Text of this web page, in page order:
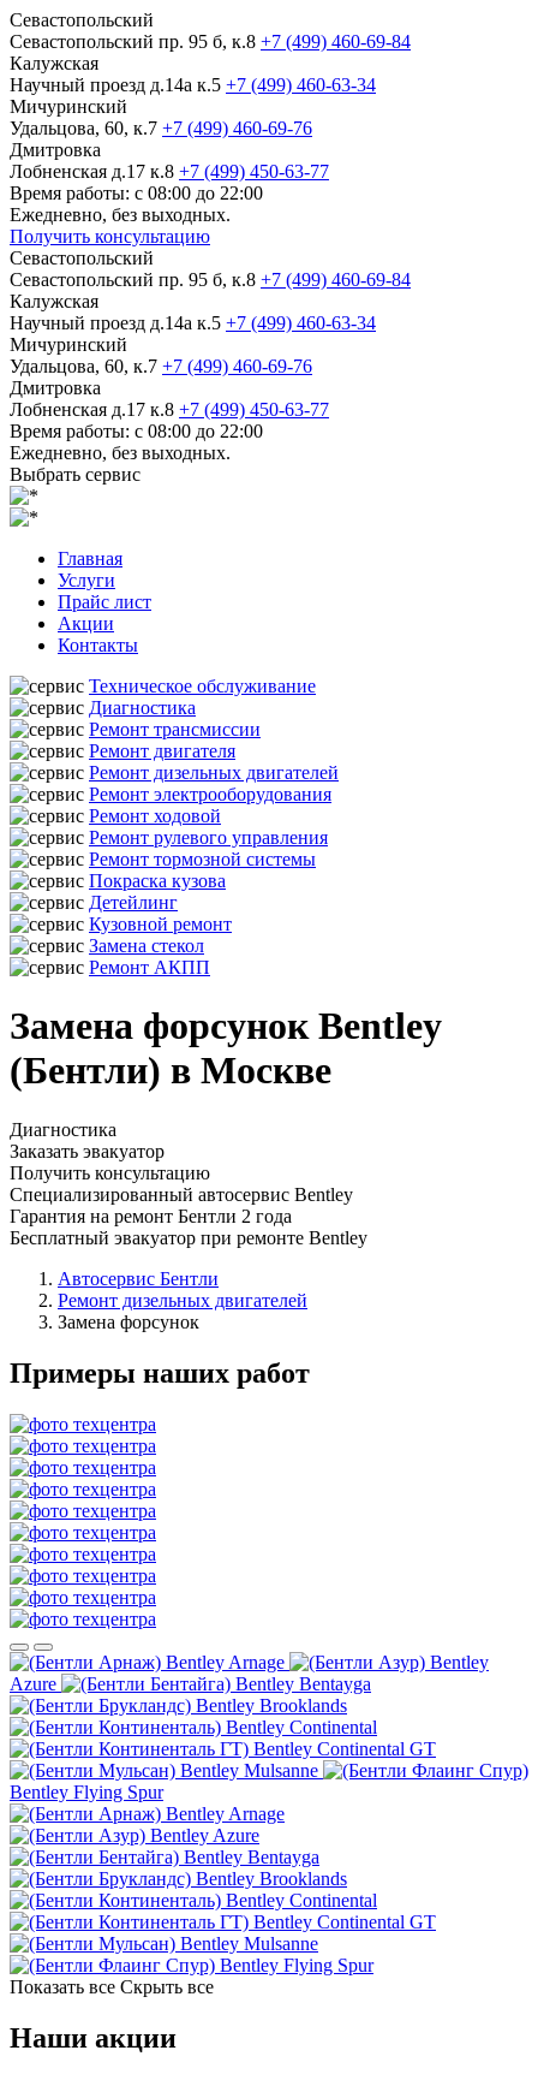
Севастопольский
Севастопольский пр. 95 б, к.8 +7 (499) 460-69-84
Калужская
Научный проезд д.14а к.5 +7 (499) 460-63-34
Мичуринский
Удальцова, 60, к.7 +7 (499) 460-69-76
Дмитровка
Лобненская д.17 к.8 +7 (499) 450-63-77
Время работы: с 08:00 до 22:00
Ежедневно, без выходных.
Получить консультацию
Севастопольский
Севастопольский пр. 95 б, к.8 +7 (499) 460-69-84
Калужская
Научный проезд д.14а к.5 +7 (499) 460-63-34
Мичуринский
Удальцова, 60, к.7 +7 (499) 460-69-76
Дмитровка
Лобненская д.17 к.8 +7 (499) 450-63-77
Время работы: с 08:00 до 22:00
Ежедневно, без выходных.
Выбрать сервис
Главная
Услуги
Прайс лист
Акции
Контакты
Техническое обслуживание
Диагностика
Ремонт трансмиссии
Ремонт двигателя
Ремонт дизельных двигателей
Ремонт электрооборудования
Ремонт ходовой
Ремонт рулевого управления
Ремонт тормозной системы
Покраска кузова
Детейлинг
Кузовной ремонт
Замена стекол
Ремонт АКПП
Замена форсунок Bentley
(Бентли) в Москве
Диагностика
Заказать эвакуатор
Получить консультацию
Специализированный автосервис Bentley
Гарантия на ремонт Бентли 2 года
Бесплатный эвакуатор при ремонте Bentley
Автосервис Бентли
Ремонт дизельных двигателей
Замена форсунок
Примеры наших работ
Bentley Arnage
Bentley
Azure
Bentley Bentayga
Bentley Brooklands
Bentley Continental
Bentley Continental GT
Bentley Mulsanne
Bentley Flying Spur
Bentley Arnage
Bentley Azure
Bentley Bentayga
Bentley Brooklands
Bentley Continental
Bentley Continental GT
Bentley Mulsanne
Bentley Flying Spur
Показать все Скрыть все
Наши акции